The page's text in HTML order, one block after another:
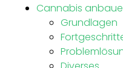
Cannabis
Grundlagen